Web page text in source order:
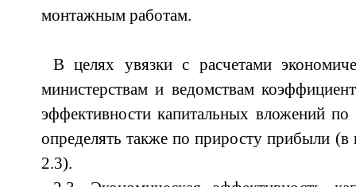
монтажным работам.
В целях увязки с расчетами
министерствам и ведомствам
эффективности капитальных вложений по
определять также по приросту прибыли
2.3).